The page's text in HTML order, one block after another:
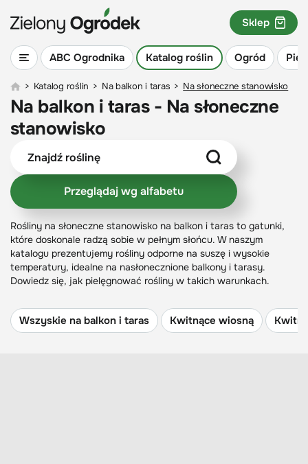
ABC Ogrodnika Katalog roślin Ogród
Sklep
> Katalog roślin > Na balkon i taras > Na słoneczne stanowisko
Na balkon i taras - Na słoneczne
stanowisko
Przeglądaj wg alfabetu
Rośliny na słoneczne stanowisko na balkon i taras to gatunki,
które doskonale radzą sobie w pełnym słońcu. W naszym
katalogu prezentujemy rośliny odporne na suszę i wysokie
temperatury, idealne na nasłonecznione balkony i tarasy.
Dowiedz się, jak pielęgnować rośliny w takich warunkach.
Wszyskie na balkon i taras Kwitnące wiosną